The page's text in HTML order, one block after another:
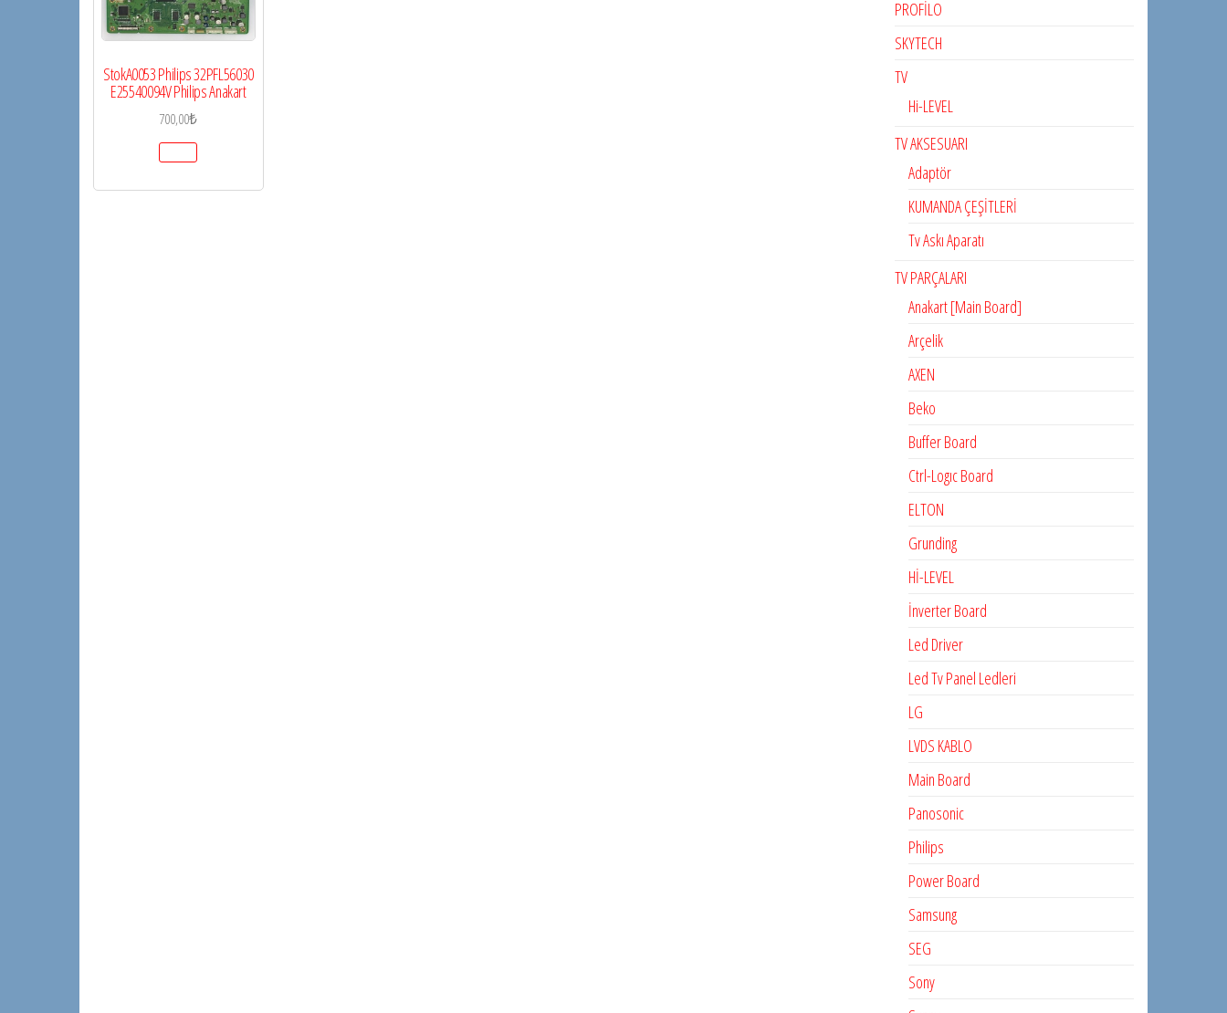
StokA0053 Philips 32PFL56030
E25540094V Philips Anakart
700,00₺
PROFİLO
SKYTECH
TV
Hi-LEVEL
TV AKSESUARI
Adaptör
KUMANDA ÇEŞİTLERİ
Tv Askı Aparatı
TV PARÇALARI
Anakart [Main Board]
Arçelik
AXEN
Beko
Buffer Board
Ctrl-Logıc Board
ELTON
Grunding
Hİ-LEVEL
İnverter Board
Led Driver
Led Tv Panel Ledleri
LG
LVDS KABLO
Main Board
Panosonic
Philips
Power Board
Samsung
SEG
Sony